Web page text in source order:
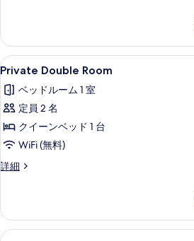
を
表
示
す
る
の
写
真
を
表
示
す
る
purifier,1PC
の
詳
Private
Double
Room
の
す
べ
て
真
WiFi (
7
Private Double Room
ベッドルーム 1 室
定員 2 名
クイーンベッド 1 台
WiFi (無料)
詳細
Private
詳
細